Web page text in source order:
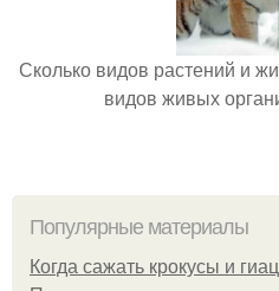
Сколько видов растений и
видов живых
Популярные материалы
Когда сажать крокусы и